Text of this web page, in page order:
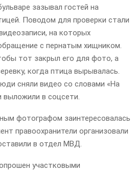
зазывал гостей на
Поводом для проверки стали
на которых
с пернатым хищником.
тот закрыл его для фото, а
когда птица вырывалась.
сняли видео со словами «На
выложили в соцсети.
фотографом заинтересовалась
правоохранители организовали
в отдел МВД.
участковыми